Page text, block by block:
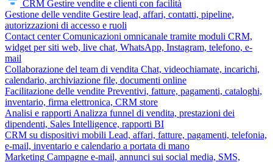
CRM Gestire vendite e clienti con facilità
Gestione delle vendite Gestire lead, affari, contatti, pipeline,
autorizzazioni di accesso e ruoli
Contact center Comunicazioni omnicanale tramite moduli CRM,
widget per siti web, live chat, WhatsApp, Instagram, telefono, e-
mail
Collaborazione del team di vendita Chat, videochiamate, incarichi,
calendario, archiviazione file, documenti online
Facilitazione delle vendite Preventivi, fatture, pagamenti, cataloghi,
inventario, firma elettronica, CRM store
Analisi e rapporti Analizza funnel di vendita, prestazioni dei
dipendenti, Sales Intelligence, rapporti BI
CRM su dispositivi mobili Lead, affari, fatture, pagamenti, telefonia,
e-mail, inventario e calendario a portata di mano
Marketing Campagne e-mail, annunci sui social media, SMS,